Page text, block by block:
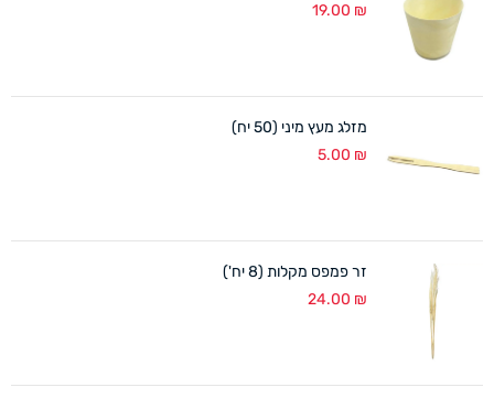
19.00 ₪
מזלג מעץ מיני (50 יח)
5.00 ₪
זר פמפס מקלות (8 יח')
24.00 ₪